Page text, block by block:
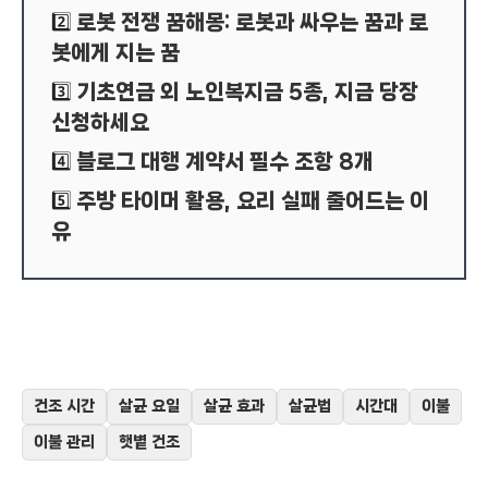
2️⃣ 로봇 전쟁 꿈해몽: 로봇과 싸우는 꿈과 로
봇에게 지는 꿈
3️⃣ 기초연금 외 노인복지금 5종, 지금 당장
신청하세요
4️⃣ 블로그 대행 계약서 필수 조항 8개
5️⃣ 주방 타이머 활용, 요리 실패 줄어드는 이
유
건조 시간 살균 요일 살균 효과 살균법 시간대 이불
이불 관리 햇볕 건조